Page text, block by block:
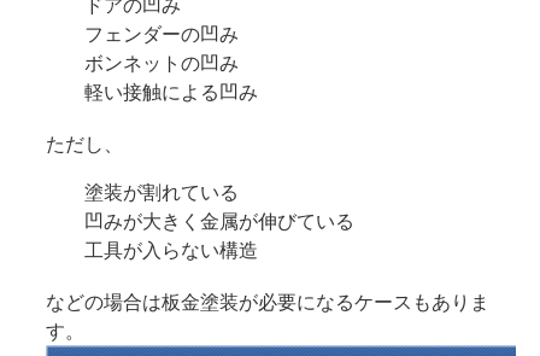
ドアの凹み
フェンダーの凹み
ボンネットの凹み
軽い接触による凹み
ただし、
塗装が割れている
凹みが大きく金属が伸びている
工具が入らない構造
などの場合は板金塗装が必要になるケースもありま
す。